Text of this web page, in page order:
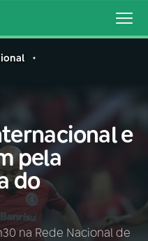
e
pela
do
na Rede Nacional de